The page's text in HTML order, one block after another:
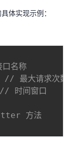
体实现示例：
名称
// 最大请求次数
// 时间窗口
方法